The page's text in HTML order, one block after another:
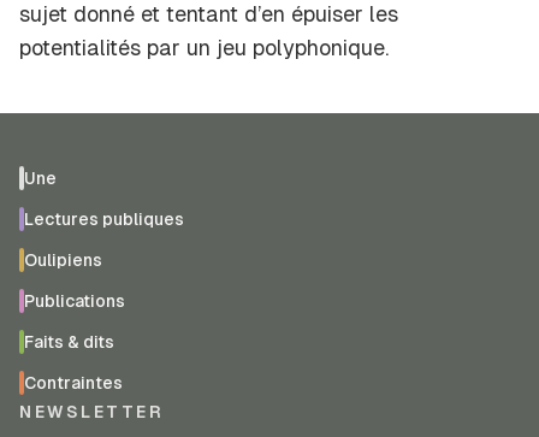
sujet donné et tentant d’en épuiser les
potentialités par un jeu polyphonique.
Une
Lectures publiques
Oulipiens
Publications
Faits & dits
Contraintes
NEWSLETTER